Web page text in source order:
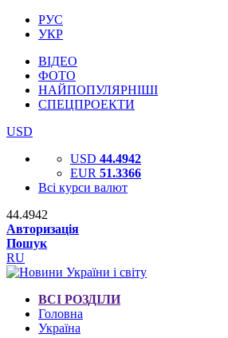
РУС
УКР
ВІДЕО
ФОТО
НАЙПОПУЛЯРНІШІ
СПЕЦПРОЕКТИ
USD
USD 44.4942
EUR 51.3366
Всі курси валют
44.4942
Авторизація
Пошук
RU
ВСІ РОЗДІЛИ
Головна
Україна